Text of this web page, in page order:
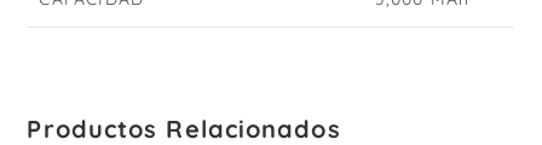
Productos Relacionados